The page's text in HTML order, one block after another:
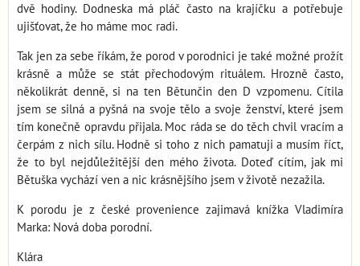
dvě hodiny. Dodneska má pláč často na krajíčku a potřebuje
ujišťovat, že ho máme moc radi.
Tak jen za sebe říkám, že porod v porodnici je také možné prožít
krásně a může se stát přechodovým rituálem. Hrozně často,
několikrát denně, si na ten Bětunčin den D vzpomenu. Cítila
jsem se silná a pyšná na svoje tělo a svoje ženství, které jsem
tím konečně opravdu přijala. Moc ráda se do těch chvil vracím a
čerpám z nich sílu. Hodně si toho z nich pamatuji a musím říct,
že to byl nejdůležitější den mého života. Doteď cítím, jak mi
Bětuška vychází ven a nic krásnějšího jsem v životě nezažila.
K porodu je z české provenience zajimavá knížka Vladimíra
Marka: Nová doba porodní.
Klára